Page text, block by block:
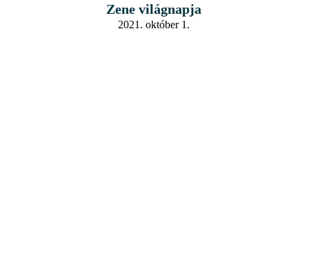
Zene világnapja
2021. október 1.